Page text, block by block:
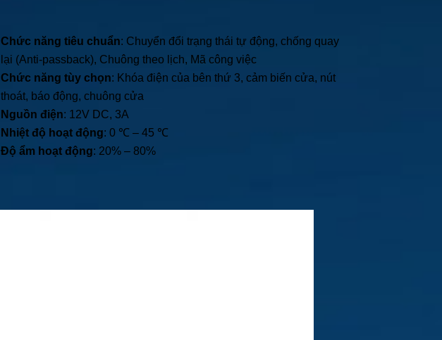
Chức năng tiêu chuẩn: Chuyển đổi trạng thái tự động, chống quay
lại (Anti-passback), Chuông theo lịch, Mã công việc
Chức năng tùy chọn: Khóa điện của bên thứ 3, cảm biến cửa, nút
thoát, báo động, chuông cửa
Nguồn điện: 12V DC, 3A
Nhiệt độ hoạt động: 0 ℃ – 45 ℃
Độ ẩm hoạt động: 20% – 80%